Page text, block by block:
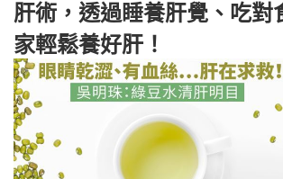
肝術，透過睡養肝覺、吃對
家輕鬆養好肝！